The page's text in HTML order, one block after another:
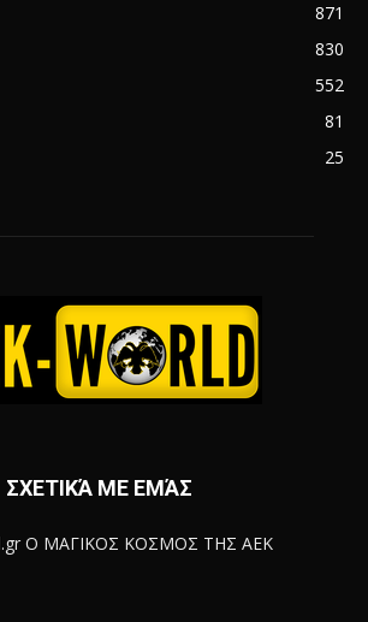
871
830
552
81
25
ΣΧΕΤΙΚΆ ΜΕ ΕΜΆΣ
Ο ΜΑΓΙΚΟΣ ΚΟΣΜΟΣ ΤΗΣ ΑΕΚ